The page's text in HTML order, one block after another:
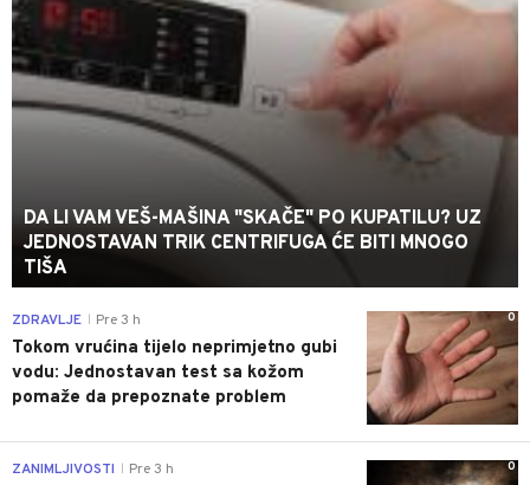
DA LI VAM VEŠ-MAŠINA "SKAČE" PO KUPATILU? UZ
JEDNOSTAVAN TRIK CENTRIFUGA ĆE BITI MNOGO
TIŠA
0
ZDRAVLJE Pre 3 h
Tokom vrućina tijelo neprimjetno gubi
vodu: Jednostavan test sa kožom
pomaže da prepoznate problem
0
ZANIMLJIVOSTI Pre 3 h